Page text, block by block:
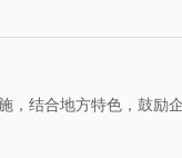
，结合地方特色，鼓励